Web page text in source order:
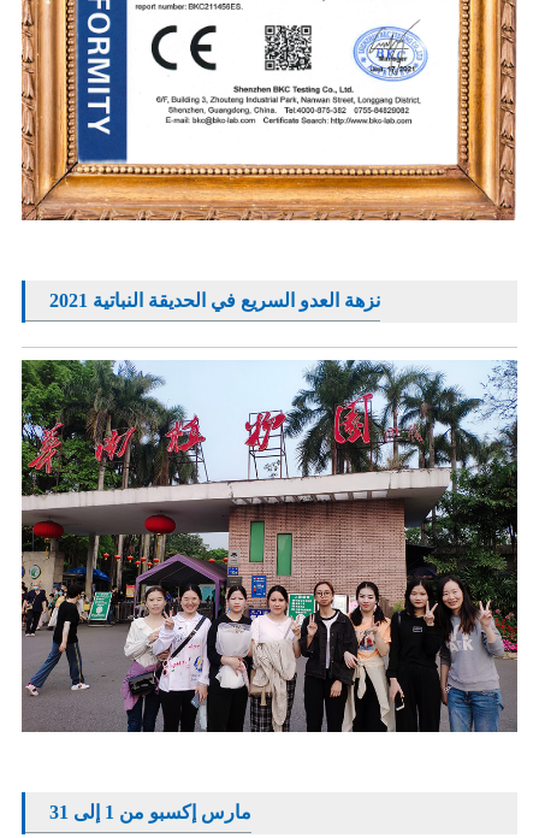
2021 نزهة العدو السريع في الحديقة النباتية
مارس إكسبو من 1 إلى 31